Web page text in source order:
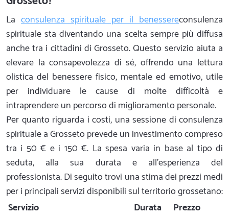
La consulenza spirituale per il benessereconsulenza
spirituale sta diventando una scelta sempre più diffusa
anche tra i cittadini di Grosseto. Questo servizio aiuta a
elevare la consapevolezza di sé, offrendo una lettura
olistica del benessere fisico, mentale ed emotivo, utile
per individuare le cause di molte difficoltà e
intraprendere un percorso di miglioramento personale.
Per quanto riguarda i costi, una sessione di consulenza
spirituale a Grosseto prevede un investimento compreso
tra i 50 € e i 150 €. La spesa varia in base al tipo di
seduta, alla sua durata e all'esperienza del
professionista. Di seguito trovi una stima dei prezzi medi
per i principali servizi disponibili sul territorio grossetano:
Servizio
Durata
Prezzo